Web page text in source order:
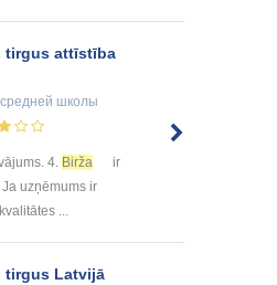
tirgus attīstība
школы
4. Birža
ir
Ja uzņēmums ir
...
tirgus Latvijā